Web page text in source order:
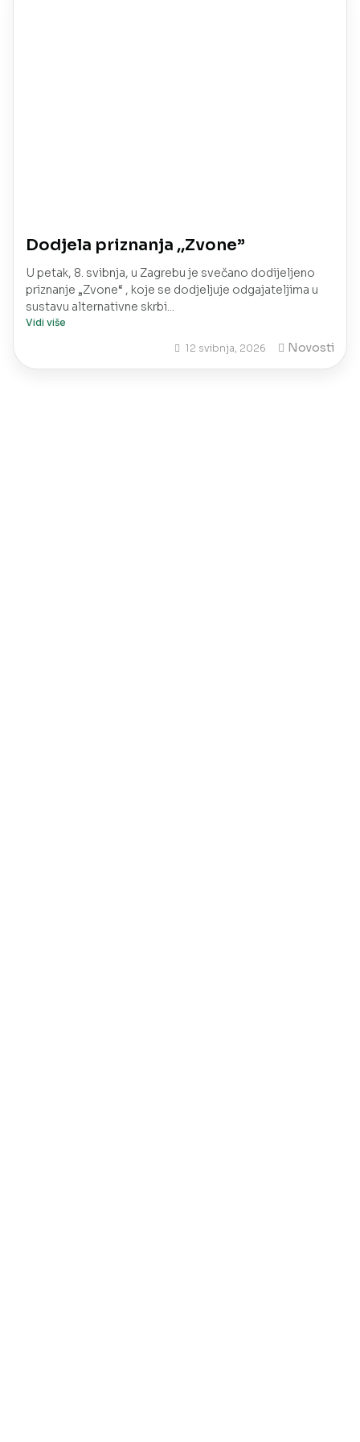
Dodjela priznanja ,,Zvone”
U petak, 8. svibnja, u Zagrebu je svečano dodijeljeno
priznanje „Zvone“ , koje se dodjeljuje odgajateljima u
sustavu alternativne skrbi...
Vidi više
12 svibnja, 2026 Novosti